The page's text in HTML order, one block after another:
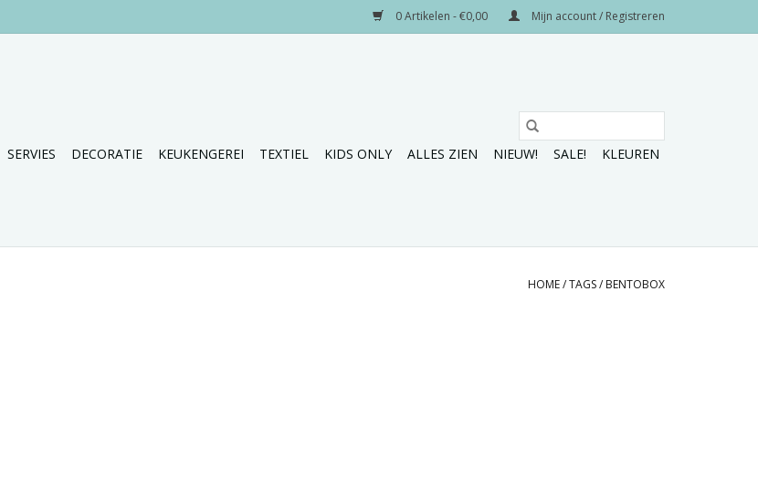
0 Artikelen - €0,00 Mijn account / Registreren
SERVIES DECORATIE KEUKENGEREI TEXTIEL KIDS ONLY ALLES ZIEN NIEUW! SALE! KLEUREN
HOME/TAGS/ BENTOBOX